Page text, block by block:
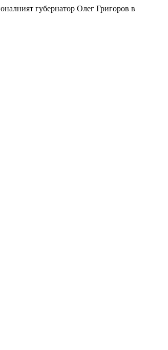
губернатор Олег Григоров в